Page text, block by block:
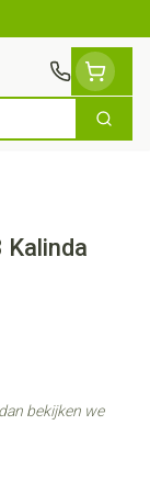
Zoek
Kalinda
bekijken we